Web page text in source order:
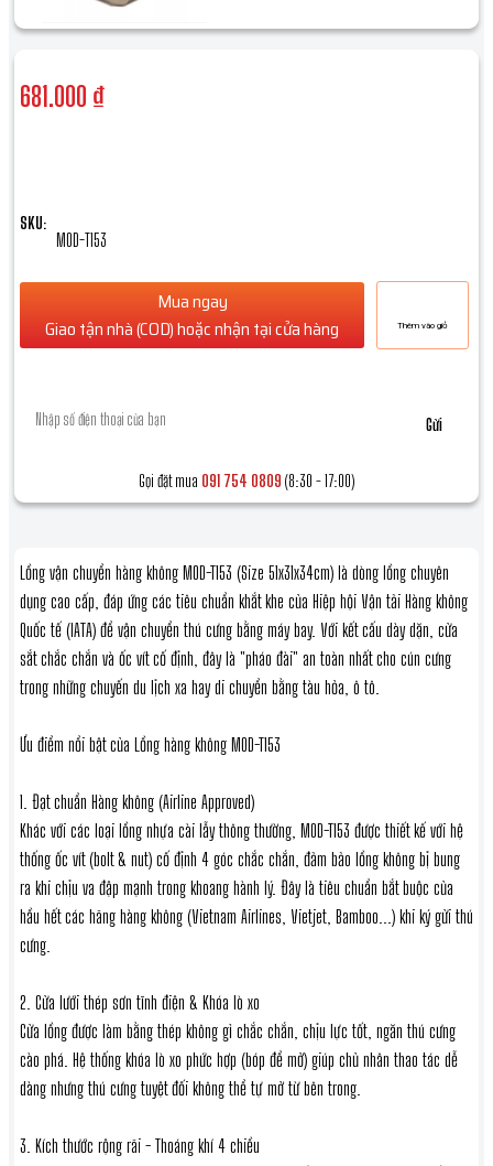
681.000 ₫
Gọi đặt mua 091 754 0809 (8:30 - 17:00)
Mua ngay
Giao tận nhà (COD) hoặc nhận tại cửa hàng
SKU:
Gửi
Thêm vào giỏ
MOD-T153
Lồng vận chuyển hàng không MOD-T153 (Size 51x31x34cm) là dòng lồng chuyên
dụng cao cấp, đáp ứng các tiêu chuẩn khắt khe của Hiệp hội Vận tải Hàng không
Quốc tế (IATA) để vận chuyển thú cưng bằng máy bay. Với kết cấu dày dặn, cửa
sắt chắc chắn và ốc vít cố định, đây là "pháo đài" an toàn nhất cho cún cưng
trong những chuyến du lịch xa hay di chuyển bằng tàu hỏa, ô tô.
Ưu điểm nổi bật của Lồng hàng không MOD-T153
1. Đạt chuẩn Hàng không (Airline Approved)
Khác với các loại lồng nhựa cài lẫy thông thường, MOD-T153 được thiết kế với hệ
thống ốc vít (bolt & nut) cố định 4 góc chắc chắn, đảm bảo lồng không bị bung
ra khi chịu va đập mạnh trong khoang hành lý. Đây là tiêu chuẩn bắt buộc của
hầu hết các hãng hàng không (Vietnam Airlines, Vietjet, Bamboo...) khi ký gửi thú
cưng.
2. Cửa lưới thép sơn tĩnh điện & Khóa lò xo
Cửa lồng được làm bằng thép không gỉ chắc chắn, chịu lực tốt, ngăn thú cưng
cào phá. Hệ thống khóa lò xo phức hợp (bóp để mở) giúp chủ nhân thao tác dễ
dàng nhưng thú cưng tuyệt đối không thể tự mở từ bên trong.
3. Kích thước rộng rãi - Thoáng khí 4 chiều